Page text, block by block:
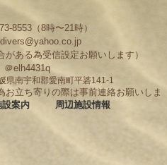
8553（8時〜21時）
がある為受信設定お願いします）
elh4431q
県南宇和郡愛南町平碆141-1
お立ち寄りの際は事前連絡お願いしま
設案内 周辺施設情報